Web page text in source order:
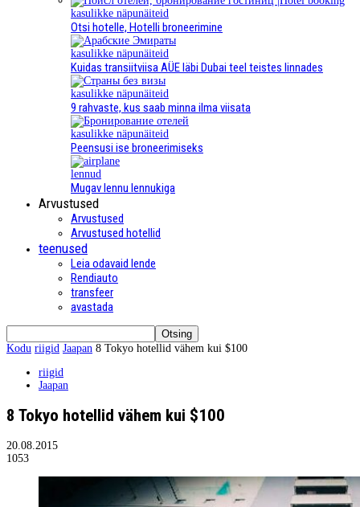
kasulikke näpunäiteid
Otsi hotelle, Hotelli broneerimine
kasulikke näpunäiteid
Kuidas transiitviisa AÜE läbi Dubai teel teistes linnades
kasulikke näpunäiteid
9 rahvaste, kus saab minna ilma viisata
kasulikke näpunäiteid
Peensusi ise broneerimiseks
lennud
Mugav lennu lennukiga
Arvustused
Arvustused
Arvustused hotellid
teenused
Leia odavaid lende
Rendiauto
transfeer
avastada
Kodu riigid Jaapan 8 Tokyo hotellid vähem kui $100
riigid
Jaapan
8 Tokyo hotellid vähem kui $100
20.08.2015
1053